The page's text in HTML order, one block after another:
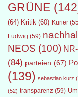
GRÜNE
(64) Kritik (60) Kurier
Ludwig (59)
NEOS (100)
(84) parteien (67)
(139) sebastian kurz
(52) transparenz (59)